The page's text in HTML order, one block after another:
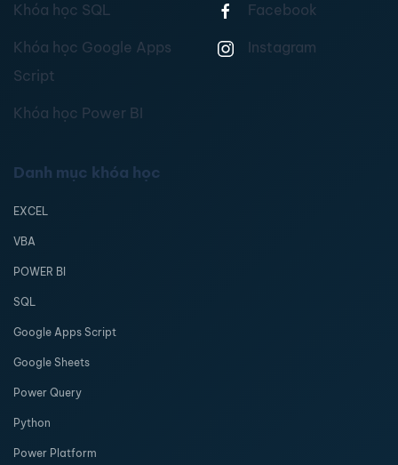
Khóa học SQL
Khóa học Google Apps
Script
Khóa học Power BI
Facebook
Instagram
Danh mục khóa học
EXCEL
VBA
POWER BI
SQL
Google Apps Script
Google Sheets
Power Query
Python
Power Platform